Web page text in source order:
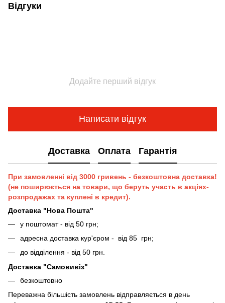
Відгуки
Додайте перший відгук
Написати відгук
Доставка Оплата Гарантія
При замовленні від 3000 гривень - безкоштовна доставка!
(не поширюється на товари, що беруть участь в акціях-
розпродажах та куплені в кредит).
Доставка "Нова Пошта"
у поштомат - від 50 грн;
адресна доставка кур'єром - від 85 грн;
до відділення - від 50 грн.
Доставка "Самовивіз"
безкоштовно
Переважна більшість замовлень відправляється в день